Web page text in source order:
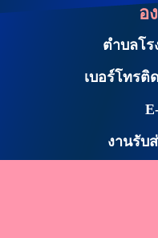
อ
ตำบลโร
เบอร์โทรติ
งานรับ